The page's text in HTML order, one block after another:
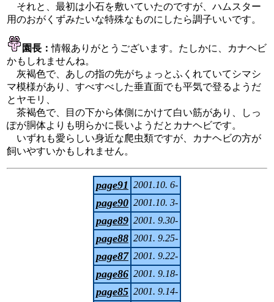
それと、最初は小石を敷いていたのですが、ハムスター
用のおがくずみたいな特殊なものにしたら調子いいです。
園長：情報ありがとうございます。たしかに、カナヘビ
かもしれませんね。
灰褐色で、あしの指の先がちょっとふくれていてシマシ
マ模様があり、すべすべした垂直面でも平気で登るようだ
とヤモリ、
茶褐色で、目の下から体側にかけて白い筋があり、しっ
ぽが胴体よりも明らかに長いようだとカナヘビです。
いずれも愛らしい身近な爬虫類ですが、カナヘビの方が
飼いやすいかもしれません。
page91 2001.10. 6-
page90 2001.10. 3-
page89 2001. 9.30-
page88 2001. 9.25-
page87 2001. 9.22-
page86 2001. 9.18-
page85 2001. 9.14-